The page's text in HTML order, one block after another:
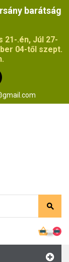
barátság
21-.én, Júl 27-
04-től szept.
0